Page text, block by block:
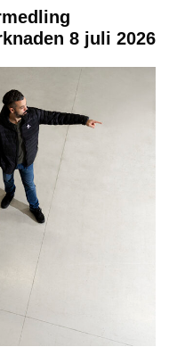
8 juli 2026